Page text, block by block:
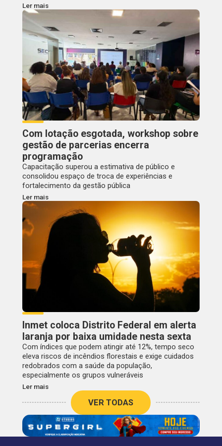
Ler mais
Com lotação esgotada, workshop sobre
gestão de parcerias encerra
programação
Capacitação superou a estimativa de público e
consolidou espaço de troca de experiências e
fortalecimento da gestão pública
Ler mais
Inmet coloca Distrito Federal em alerta
laranja por baixa umidade nesta sexta
Com índices que podem atingir até 12%, tempo seco
eleva riscos de incêndios florestais e exige cuidados
redobrados com a saúde da população,
especialmente os grupos vulneráveis
Ler mais
VER TODAS